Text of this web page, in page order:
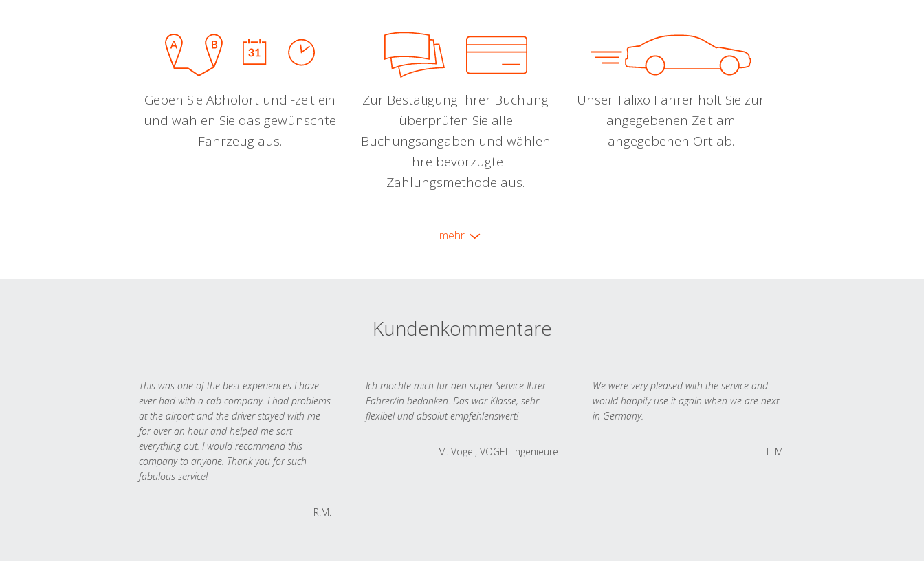
Geben Sie Abholort und -zeit ein
und wählen Sie das gewünschte
Fahrzeug aus.
Zur Bestätigung Ihrer Buchung
überprüfen Sie alle
Buchungsangaben und wählen
Ihre bevorzugte
Zahlungsmethode aus.
Unser Talixo Fahrer holt Sie zur
angegebenen Zeit am
angegebenen Ort ab.
mehr
Kundenkommentare
This was one of the best experiences I have
ever had with a cab company. I had problems
at the airport and the driver stayed with me
for over an hour and helped me sort
everything out. I would recommend this
company to anyone. Thank you for such
fabulous service!
R.M.
Ich möchte mich für den super Service Ihrer
Fahrer/in bedanken. Das war Klasse, sehr
flexibel und absolut empfehlenswert!
M. Vogel, VOGEL Ingenieure
We were very pleased with the service and
would happily use it again when we are next
in Germany.
T. M.